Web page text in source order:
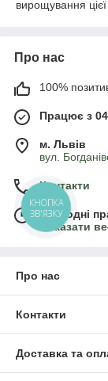
вирощування цієї
Про нас
100%
Працює з
м. Львів
вул.
Контакти
Сьогодні
Показати
Про нас
Контакти
Доставка та
КНОПКА
ЗВ'ЯЗКУ